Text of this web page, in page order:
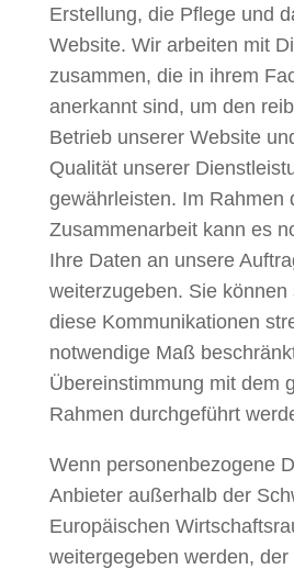
Erstellung, die Pflege und
Website. Wir arbeiten mit
zusammen, die in ihrem
anerkannt sind, um den
Betrieb unserer Website
Qualität unserer
gewährleisten. Im Rahmen
Zusammenarbeit kann es
Ihre Daten an unsere
weiterzugeben. Sie
diese Kommunikationen
notwendige Maß
Übereinstimmung mit dem
Rahmen durchgeführt
Wenn personenbezogene
Anbieter außerhalb der
Europäischen
weitergegeben werden, der